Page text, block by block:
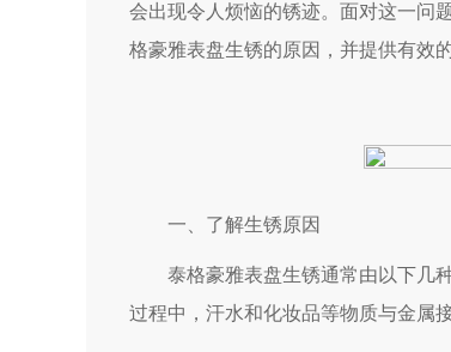
会出现令人烦恼的锈迹。面对这一问
格豪雅表盘生锈的原因，并提供有效
一、了解生锈原因
泰格豪雅表盘生锈通常由以下几种
过程中，汗水和化妆品等物质与金属